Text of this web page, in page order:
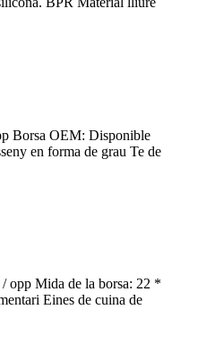
Borsa OEM: Disponible
en forma de grau Te de
opp Mida de la borsa: 22 *
Eines de cuina de